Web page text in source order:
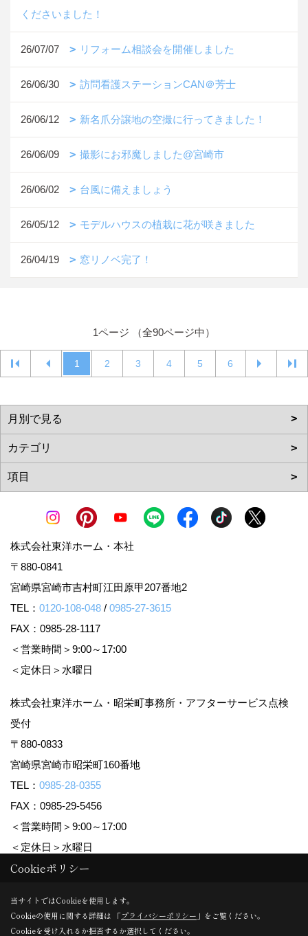
くださいました！
26/07/07 リフォーム相談会を開催しました
26/06/30 訪問看護ステーションCAN＠芳士
26/06/12 新名爪分譲地の空撮に行ってきました！
26/06/09 撮影にお邪魔しました@宮崎市
26/06/02 台風に備えましょう
26/05/12 モデルハウスの植栽に花が咲きました
26/04/19 窓リノベ完了！
1ページ （全90ページ中）
1 2 3 4 5 6
株式会社東洋ホーム・本社
〒880-0841
宮崎県宮崎市吉村町江田原甲207番地2
TEL： 0120-108-048 / 0985-27-3615
FAX：0985-28-1117
＜営業時間＞9:00～17:00
＜定休日＞水曜日
株式会社東洋ホーム・昭栄町事務所・アフターサービス点検
受付
〒880-0833
宮崎県宮崎市昭栄町160番地
TEL： 0985-28-0355
FAX：0985-29-5456
＜営業時間＞9:00～17:00
＜定休日＞水曜日
Copyright (c) TOYO HOME Co., Ltd. All Rights Reserved.
Produced byゴデスクリエイト
Cookieポリシー
当サイトではCookieを使用します。
Cookieの使用に関する詳細は 「プライバシーポリシー 」をご覧ください。
Cookieを受け入れるか拒否するか選択してください。